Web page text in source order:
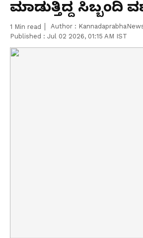
ಮಾಡುತ್ತಿದ್ದ ಸಿಬ್ಬಂದಿ
1 Min read Author :
Published : Jul 02 2026, 01:15 AM IST